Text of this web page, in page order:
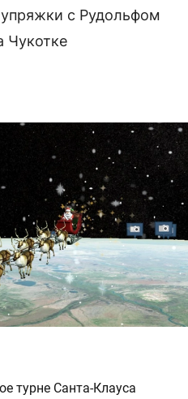
с Рудольфом
Чукотке
турне Санта-Клауса